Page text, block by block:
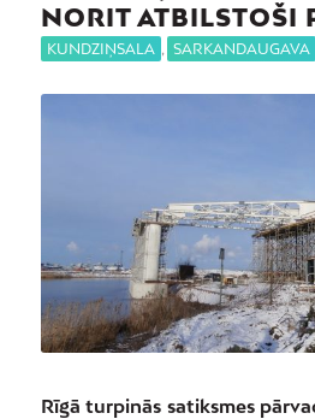
NORIT ATBILSTOŠI
KUNDZIŅSALA , SARKANDAUGAVA
Rīgā turpinās satiksmes